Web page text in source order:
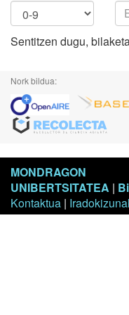
Sentitzen dugu,
Nork bildua:
MONDRAGON
UNIBERTSITATEA |
Kontaktua |